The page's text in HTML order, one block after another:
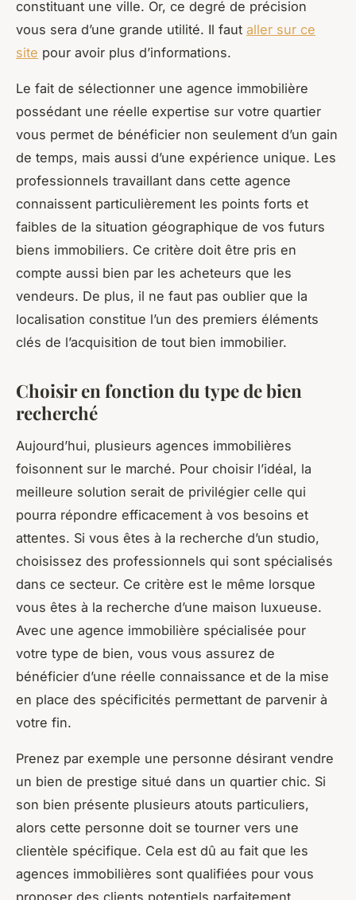
constituant une ville. Or, ce degré de précision
vous sera d’une grande utilité. Il faut aller sur ce
site pour avoir plus d’informations.
Le fait de sélectionner une agence immobilière
possédant une réelle expertise sur votre quartier
vous permet de bénéficier non seulement d’un gain
de temps, mais aussi d’une expérience unique. Les
professionnels travaillant dans cette agence
connaissent particulièrement les points forts et
faibles de la situation géographique de vos futurs
biens immobiliers. Ce critère doit être pris en
compte aussi bien par les acheteurs que les
vendeurs. De plus, il ne faut pas oublier que la
localisation constitue l’un des premiers éléments
clés de l’acquisition de tout bien immobilier.
Choisir en fonction du type de bien
recherché
Aujourd’hui, plusieurs agences immobilières
foisonnent sur le marché. Pour choisir l’idéal, la
meilleure solution serait de privilégier celle qui
pourra répondre efficacement à vos besoins et
attentes. Si vous êtes à la recherche d’un studio,
choisissez des professionnels qui sont spécialisés
dans ce secteur. Ce critère est le même lorsque
vous êtes à la recherche d’une maison luxueuse.
Avec une agence immobilière spécialisée pour
votre type de bien, vous vous assurez de
bénéficier d’une réelle connaissance et de la mise
en place des spécificités permettant de parvenir à
votre fin.
Prenez par exemple une personne désirant vendre
un bien de prestige situé dans un quartier chic. Si
son bien présente plusieurs atouts particuliers,
alors cette personne doit se tourner vers une
clientèle spécifique. Cela est dû au fait que les
agences immobilières sont qualifiées pour vous
proposer des clients potentiels parfaitement